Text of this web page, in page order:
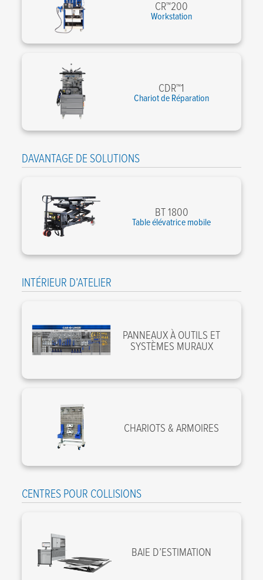
CR™200
Workstation
CDR™1
Chariot de Réparation
DAVANTAGE DE SOLUTIONS
BT 1800
Table élévatrice mobile
INTÉRIEUR D’ATELIER
PANNEAUX À OUTILS ET
SYSTÈMES MURAUX
CHARIOTS & ARMOIRES
CENTRES POUR COLLISIONS
BAIE D’ESTIMATION